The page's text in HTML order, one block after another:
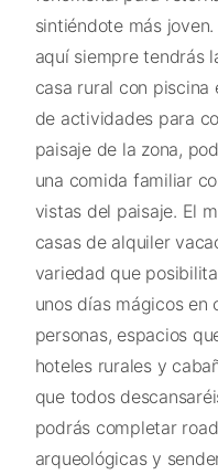
sintiéndote más
aquí siempre tendrás
casa rural con
de actividades para
paisaje de la zona,
una comida familiar
vistas del paisaje. El
casas de alquiler
variedad que
unos días mágicos en
personas, espacios
hoteles rurales y
que todos
podrás completar
arqueológicas y